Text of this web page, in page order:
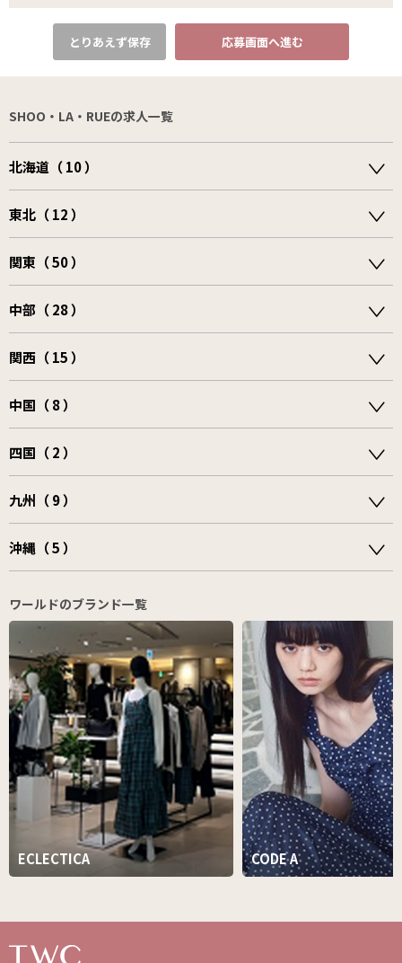
とりあえず保存 応募画面へ進む
SHOO・LA・RUEの求人一覧
北海道（ 10 ）
東北（ 12 ）
関東（ 50 ）
中部（ 28 ）
関西（ 15 ）
中国（ 8 ）
四国（ 2 ）
九州（ 9 ）
沖縄（ 5 ）
ワールドのブランド一覧
ECLECTICA CODE A